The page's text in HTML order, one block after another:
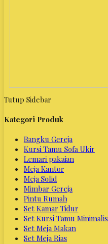
Tutup Sidebar
Kategori Produk
Bangku Gereja
Kursi Tamu Sofa Ukir
Lemari pakaian
Meja Kantor
Meja Solid
Mimbar Gereja
Pintu Rumah
Set Kamar Tidur
Set Kursi Tamu Minimalis
Set Meja Makan
Set Meja Rias